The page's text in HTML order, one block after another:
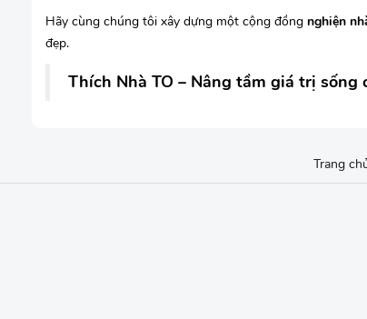
Hãy cùng chúng tôi xây dựng một cộng đồng nghiện
đẹp.
Thích Nhà TO – Nâng tầm giá trị sống
Trang